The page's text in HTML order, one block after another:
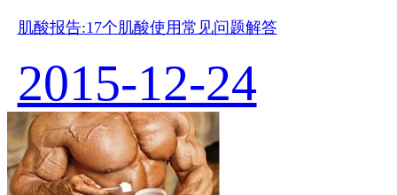
肌酸报告:17个肌酸使用常见问题解答
2015-12-24